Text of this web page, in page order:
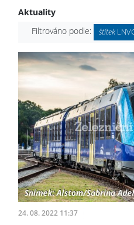
Aktuality
Filtrováno podle:
štítek
24. 08. 2022 11:37